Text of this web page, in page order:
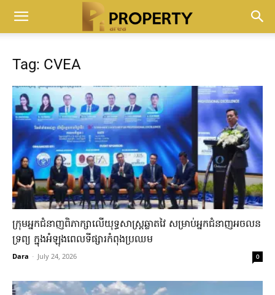
Tag: CVEA
ក្រុមអ្នកជំនាញ​ពិភាក្សា​លើ​យុទ្ធសាស្រ្ត​ឆ្លាតវៃ ​សម្រាប់​អ្នកជំនាញ​អចលន
ទ្រព្យ​ ក្នុង​អំឡុង​ពេល​ទីផ្សារ​កំពុង​ប្រឈម​
Dara - July 24, 2026 0